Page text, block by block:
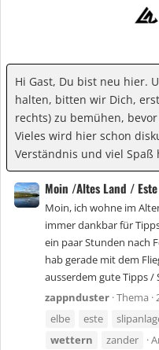
Hi Gast, Du bist neu hier.
halten, bitten wir Dich,
rechts) zu bemühen,
Vieles wird hier schon
Verständnis und viel Spaß
Moin /Altes Land /
Moin, ich wohne im
immer dankbar für
ein paar Stunden nach
hab gerade mit dem
ausserdem gute Tipps /
zappnduster Thema
elbe
este
wettern
zander